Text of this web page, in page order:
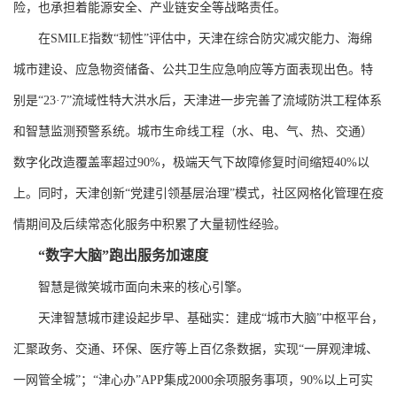
险，也承担着能源安全、产业链安全等战略责任。
在SMILE指数“韧性”评估中，天津在综合防灾减灾能力、海绵
城市建设、应急物资储备、公共卫生应急响应等方面表现出色。特
别是“23·7”流域性特大洪水后，天津进一步完善了流域防洪工程体系
和智慧监测预警系统。城市生命线工程（水、电、气、热、交通）
数字化改造覆盖率超过90%，极端天气下故障修复时间缩短40%以
上。同时，天津创新“党建引领基层治理”模式，社区网格化管理在疫
情期间及后续常态化服务中积累了大量韧性经验。
“数字大脑”跑出服务加速度
智慧是微笑城市面向未来的核心引擎。
天津智慧城市建设起步早、基础实：建成“城市大脑”中枢平台，
汇聚政务、交通、环保、医疗等上百亿条数据，实现“一屏观津城、
一网管全城”；“津心办”APP集成2000余项服务事项，90%以上可实